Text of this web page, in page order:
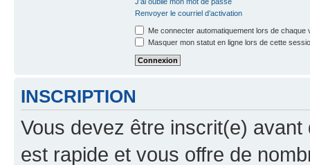
Renvoyer le courriel d’activation
Me connecter automatiquement lors de chaque
Masquer mon statut en ligne lors de cette
INSCRIPTION
Vous devez être inscrit(e) avant
est rapide et vous offre de